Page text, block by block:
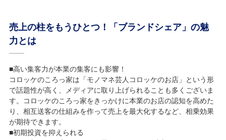
売上の柱をもうひとつ！「ブランドシェア」の魅
力とは
■高い集客力が本業の集客にも影響！
コロッケのころっ家は「モノマネ芸人コロッケのお店」という形
で話題性が高く、メディアに取り上げられることも多くございま
す。コロッケのころっ家をきっかけに本業のお店の認知を高めた
り、相互送客の仕組みを作って売上を最大化するなど、相乗効果
が期待できます。
■初期投資を抑えられる